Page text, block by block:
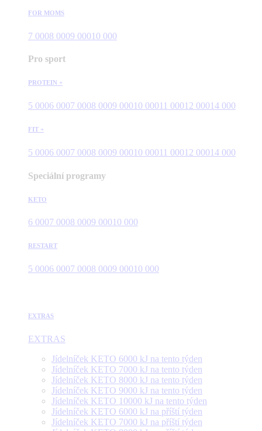
FOR MOMS
7 0008 0009 00010 000
Pro sport
PROTEIN +
5 0006 0007 0008 0009 00010 00011 00012 00014 000
FIT +
5 0006 0007 0008 0009 00010 00011 00012 00014 000
Speciální programy
KETO
6 0007 0008 0009 00010 000
RESTART
5 0006 0007 0008 0009 00010 000
EXTRAS
EXTRAS
Jídelníček KETO 6000 kJ na tento týden
Jídelníček KETO 7000 kJ na tento týden
Jídelníček KETO 8000 kJ na tento týden
Jídelníček KETO 9000 kJ na tento týden
Jídelníček KETO 10000 kJ na tento týden
Jídelníček KETO 6000 kJ na příští týden
Jídelníček KETO 7000 kJ na příští týden